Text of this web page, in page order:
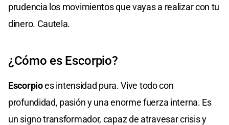
prudencia los movimientos que vayas a realizar con tu
dinero. Cautela.
¿Cómo es Escorpio?
Escorpioes intensidad pura. Vive todo con
profundidad, pasión y una enorme fuerza interna. Es
un signo transformador, capaz de atravesar crisis y